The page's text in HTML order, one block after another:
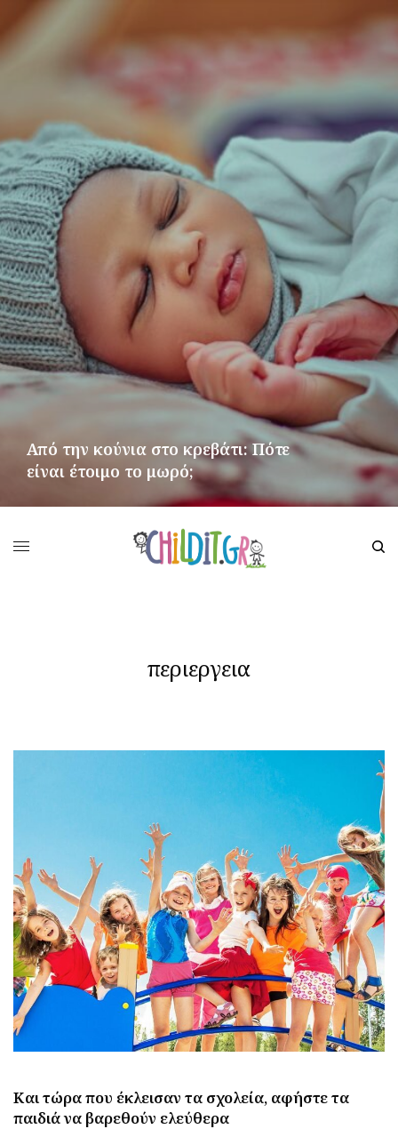
Από την κούνια στο κρεβάτι: Πότε
είναι έτοιμο το μωρό;
περιεργεια
Και τώρα που έκλεισαν τα σχολεία, αφήστε τα
παιδιά να βαρεθούν ελεύθερα